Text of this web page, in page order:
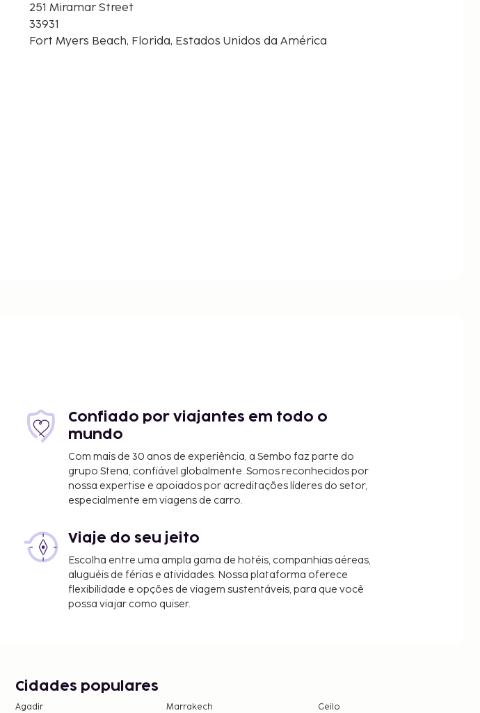
251 Miramar Street
33931
Fort Myers Beach, Florida, Estados Unidos da América
Confiado por viajantes em todo o
mundo
Com mais de 30 anos de experiência, a Sembo faz parte do
grupo Stena, confiável globalmente. Somos reconhecidos por
nossa expertise e apoiados por acreditações líderes do setor,
especialmente em viagens de carro.
Viaje do seu jeito
Escolha entre uma ampla gama de hotéis, companhias aéreas,
aluguéis de férias e atividades. Nossa plataforma oferece
flexibilidade e opções de viagem sustentáveis, para que você
possa viajar como quiser.
Cidades populares
Agadir Marrakech
Geilo